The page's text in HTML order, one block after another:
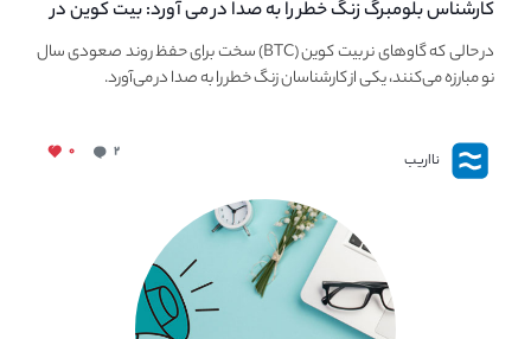
کارشناس بلومبرگ زنگ خطر را به صدا در می آورد: بیت کوین در
معرض خطر سقوط بزرگ است - دلیل آن چیست؟در حالی که گاوهای نر بیت کوین (BTC) سخت برای حفظ روند صعودی سال
نو مبارزه می‌کنند، یکی از کارشناسان زنگ خطر را به صدا در می‌آورد.
نااریب ۲ ۰